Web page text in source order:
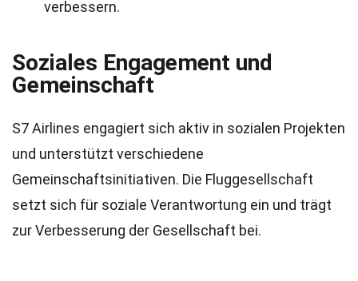
verbessern.
Soziales Engagement und
Gemeinschaft
S7 Airlines engagiert sich aktiv in sozialen Projekten
und unterstützt verschiedene
Gemeinschaftsinitiativen. Die Fluggesellschaft
setzt sich für soziale Verantwortung ein und trägt
zur Verbesserung der Gesellschaft bei.